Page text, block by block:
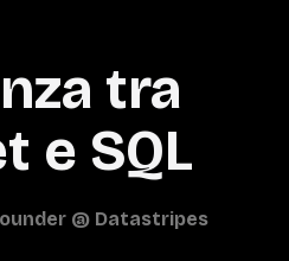
tra
e SQL